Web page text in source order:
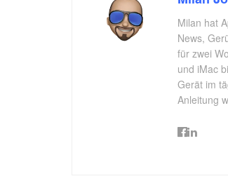
Milan hat
News,
für zwei
und iMac
Gerät im
Anleitung